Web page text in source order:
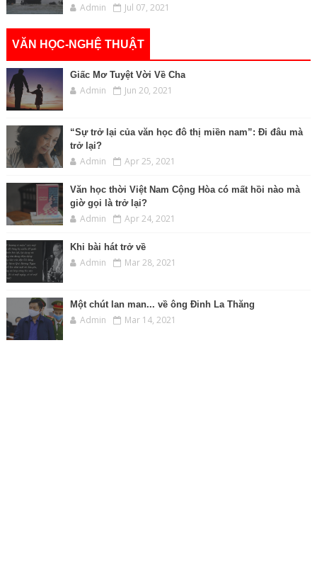
Admin Jul 07, 2021
VĂN HỌC-NGHỆ THUẬT
Giấc Mơ Tuyệt Vời Về Cha
Admin Jun 20, 2021
“Sự trở lại của văn học đô thị miền nam”: Đi đâu mà
trở lại?
Admin Apr 25, 2021
Văn học thời Việt Nam Cộng Hòa có mất hồi nào mà
giờ gọi là trở lại?
Admin Apr 24, 2021
Khi bài hát trở về
Admin Mar 28, 2021
Một chút lan man... về ông Đinh La Thăng
Admin Mar 14, 2021